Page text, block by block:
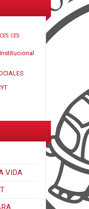
CES
Institucional
VIDA